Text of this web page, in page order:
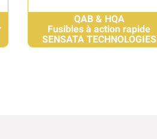
QAB & HQA
Fusibles à action rapide
SENSATA TECHNOLOGIES